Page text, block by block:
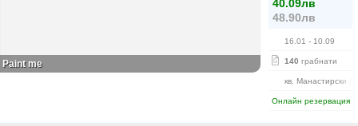
40.09лв
48.90лв
16.01 - 10.09
140 грабнати
кв. Манастирски
Онлайн резервация
Paint me